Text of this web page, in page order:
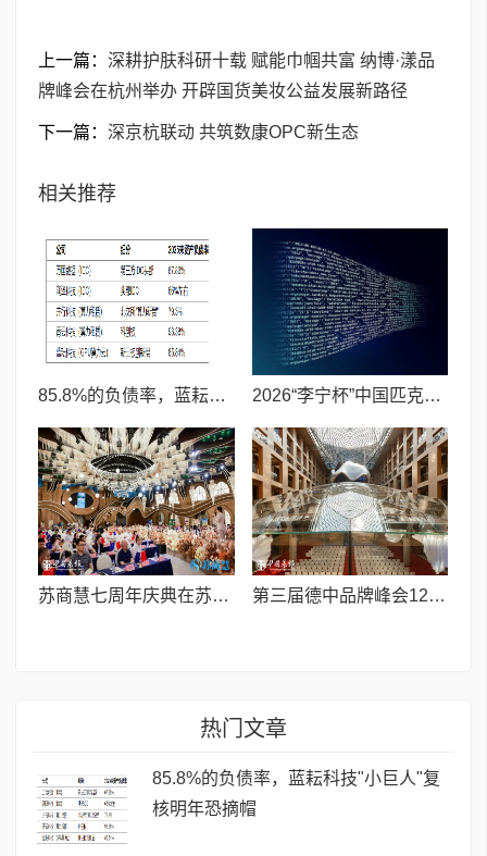
上一篇： 深耕护肤科研十载 赋能巾帼共富 纳博·漾品
牌峰会在杭州举办 开辟国货美妆公益发展新路径
下一篇： 深京杭联动 共筑数康OPC新生态
相关推荐
85.8%的负债率，蓝耘科技"小巨人"复核明年恐摘帽 2026“李宁杯”中国匹克球巡回赛青少年赛-河南鹤壁站圆满落幕
苏商慧七周年庆典在苏州隆重举行 七大联创共启发展新篇章 第三届德中品牌峰会12月将在柏林举办，聚焦人工智能时代品牌全球化发展
热门文章
85.8%的负债率，蓝耘科技"小巨人"复
核明年恐摘帽